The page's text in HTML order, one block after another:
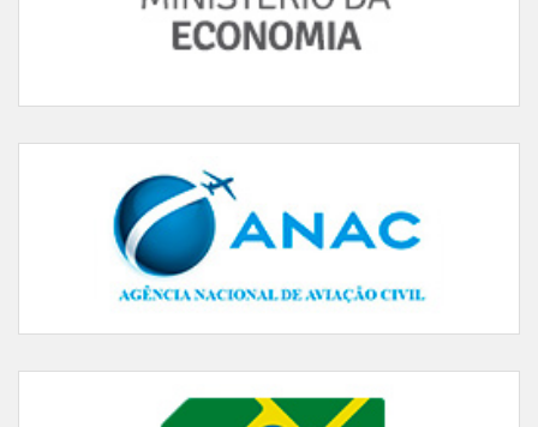
Agência Nacional de Aviação Civil
Empresa Brasileira de Infraestrutura Aeroportuária